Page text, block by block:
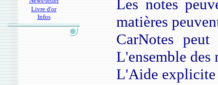
Livre d'or
Infos
Les notes
matières
CarNotes
L'ensemble des
L'Aide